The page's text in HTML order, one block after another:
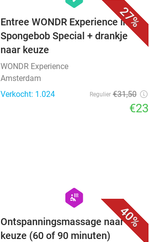
27%
Entree WONDR Experience inc.
Spongebob Special + drankje
naar keuze
WONDR Experience
Amsterdam
Verkocht: 1.024
Regulier €31,50
€23
40%
hexagon
wellness
Ontspanningsmassage naar
keuze (60 of 90 minuten)